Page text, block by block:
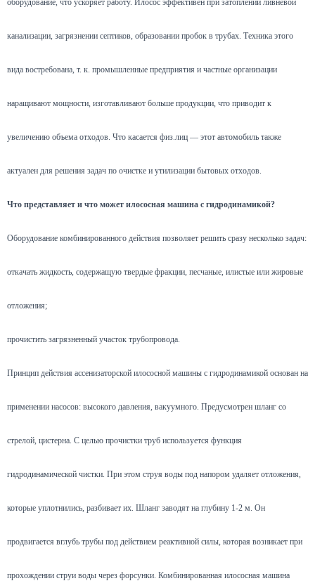
оборудование, что ускоряет работу. Илосос эффективен при затоплении ливневой
канализации, загрязнении септиков, образовании пробок в трубах. Техника этого
вида востребована, т. к. промышленные предприятия и частные организации
наращивают мощности, изготавливают больше продукции, что приводит к
увеличению объема отходов. Что касается физ.лиц — этот автомобиль также
актуален для решения задач по очистке и утилизации бытовых отходов.
Что представляет и что может илососная машина с гидродинамикой?
Оборудование комбинированного действия позволяет решить сразу несколько задач:
откачать жидкость, содержащую твердые фракции, песчаные, илистые или жировые
отложения;
прочистить загрязненный участок трубопровода.
Принцип действия ассенизаторской илососной машины с гидродинамикой основан на
применении насосов: высокого давления, вакуумного. Предусмотрен шланг со
стрелой, цистерна. С целью прочистки труб используется функция
гидродинамической чистки. При этом струя воды под напором удаляет отложения,
которые уплотнились, разбивает их. Шланг заводят на глубину 1-2 м. Он
продвигается вглубь трубы под действием реактивной силы, которая возникает при
прохождении струи воды через форсунки. Комбинированная илососная машина